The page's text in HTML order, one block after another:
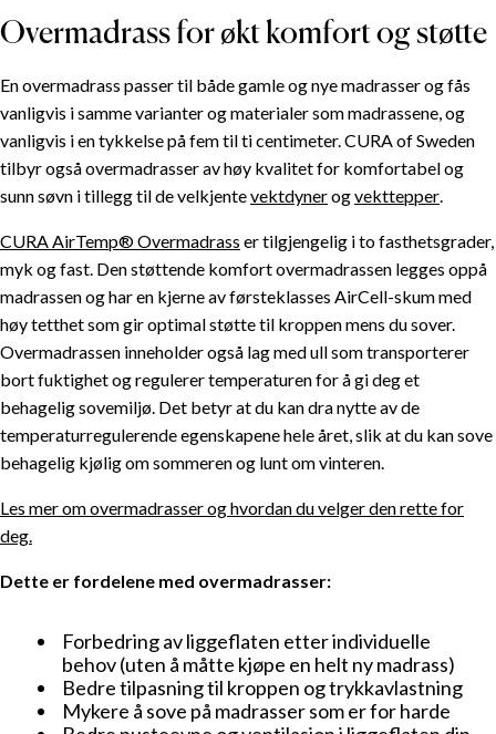
Overmadrass for økt komfort og støtte
En overmadrass passer til både gamle og nye madrasser og fås
vanligvis i samme varianter og materialer som madrassene, og
vanligvis i en tykkelse på fem til ti centimeter. CURA of Sweden
tilbyr også overmadrasser av høy kvalitet for komfortabel og
sunn søvn i tillegg til de velkjentevektdynerogvekttepper.
CURA AirTemp® Overmadrass er tilgjengelig i to fasthetsgrader,
myk og fast. Den støttende komfort overmadrassen legges oppå
madrassen og har en kjerne av førsteklasses AirCell-skum med
høy tetthet som gir optimal støtte til kroppen mens du sover.
Overmadrassen inneholder også lag med ull som transporterer
bort fuktighet og regulerer temperaturen for å gi deg et
behagelig sovemiljø. Det betyr at du kan dra nytte av de
temperaturregulerende egenskapene hele året, slik at du kan sove
behagelig kjølig om sommeren og lunt om vinteren.
Les mer om overmadrasser og hvordan du velger den rette for
deg.
Dette er fordelene med overmadrasser:
Forbedring av liggeflaten etter individuelle
behov (uten å måtte kjøpe en helt ny madrass)
Bedre tilpasning til kroppen og trykkavlastning
Mykere å sove på madrasser som er for harde